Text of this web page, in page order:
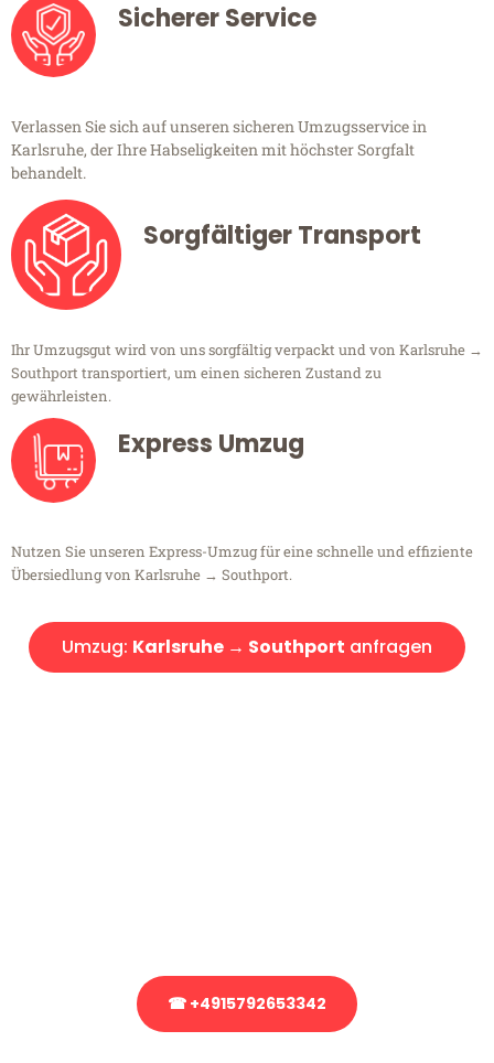
Sicherer Service
Verlassen Sie sich auf unseren sicheren Umzugsservice in
Karlsruhe, der Ihre Habseligkeiten mit höchster Sorgfalt
behandelt.
Sorgfältiger Transport
Ihr Umzugsgut wird von uns sorgfältig verpackt und von Karlsruhe →
Southport transportiert, um einen sicheren Zustand zu
gewährleisten.
Express Umzug
Nutzen Sie unseren Express-Umzug für eine schnelle und effiziente
Übersiedlung von Karlsruhe → Southport.
Umzug: Karlsruhe → Southport anfragen
☎ +4915792653342